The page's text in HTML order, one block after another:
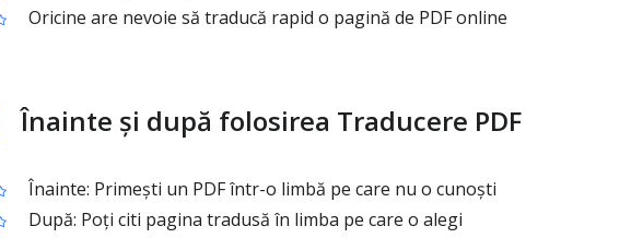
Oricine are nevoie să traducă rapid o pagină de PDF online
Înainte și după folosirea Traducere PDF
Înainte: Primești un PDF într-o limbă pe care nu o cunoști
După: Poți citi pagina tradusă în limba pe care o alegi